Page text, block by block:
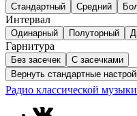
Стандартный Средний
Интервал
Одинарный Полуторный
Гарнитура
Без засечек
С засечками
Вернуть стандартные
Радио классической